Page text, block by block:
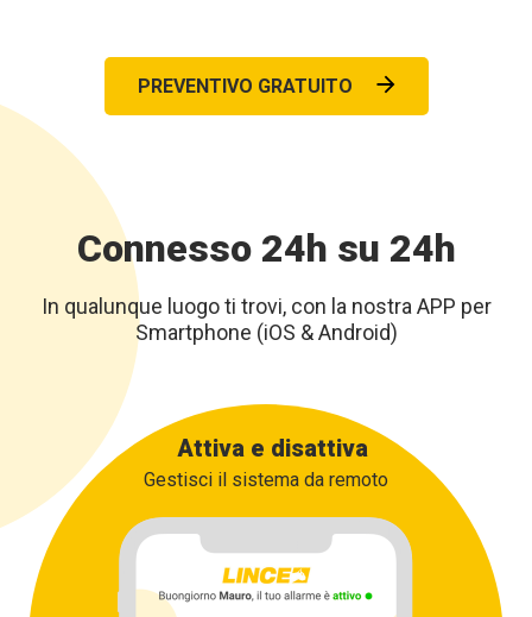
PREVENTIVO GRATUITO
Connesso 24h su 24h
In qualunque luogo ti trovi, con la nostra APP per
Smartphone (iOS & Android)
Attiva e disattiva
Gestisci il sistema da remoto